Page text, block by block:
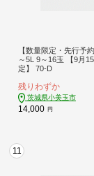
【数量限定・先行予
～5L 9～16玉 【9月
定】 70-D
残りわずか
茨城県小美玉市
14,000 円
11